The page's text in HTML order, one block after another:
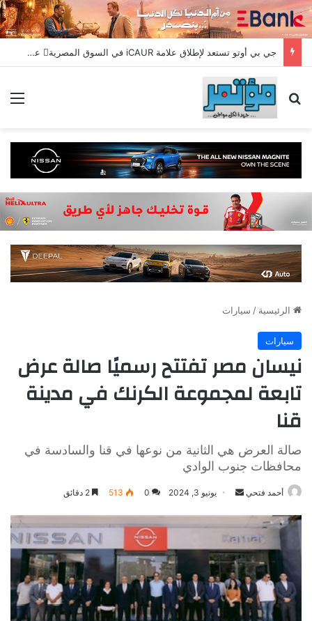
جي بي أوتو تستعد لإطلاق علامة iCAUR في السوق المصرية علامة عالمية جديدة لسيارات الطاقة الجديدة تجمع بين التكنولوجيا الذكية والتصميم الجريء وروح المغامر
بحث عن
الرئيسية / سيارات
سيارات
نيسان مصر تفتتح رسميًا صالة عرض
تابعة لمجموعة الكرنك في مدينة
قنا
صالة العرض هي الثانية من نوعها في قنا والسادسة في
محافظات جنوب الوادي
أحمد فتحي
أرسل
إلكترونيا
يونيو 3, 2024 0
513